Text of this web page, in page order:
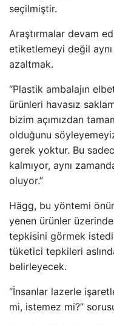
seçilmiştir.
Araştırmalar devam
etiketlemeyi değil
azaltmak.
“Plastik ambalajın
ürünleri havasız
bizim açımızdan
olduğunu
gerek yoktur. Bu
kalmıyor, aynı
oluyor.”
Hägg, bu yöntemi
yenen ürünler
tepkisini görmek
tüketici tepkileri
belirleyecek.
“İnsanlar lazerle
mi, istemez mi?”